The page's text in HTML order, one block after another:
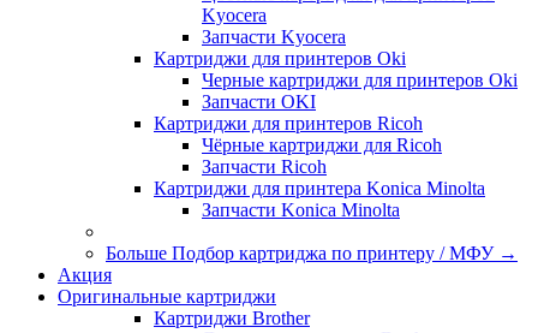
Kyocera
Запчасти Kyocera
Картриджи для принтеров Oki
Черные картриджи для принтеров Oki
Запчасти OKI
Картриджи для принтеров Ricoh
Чёрные картриджи для Ricoh
Запчасти Ricoh
Картриджи для принтера Konica Minolta
Запчасти Koniсa Minolta
Больше Подбор картриджа по принтеру / МФУ →
Акция
Оригинальные картриджи
Картриджи Brother